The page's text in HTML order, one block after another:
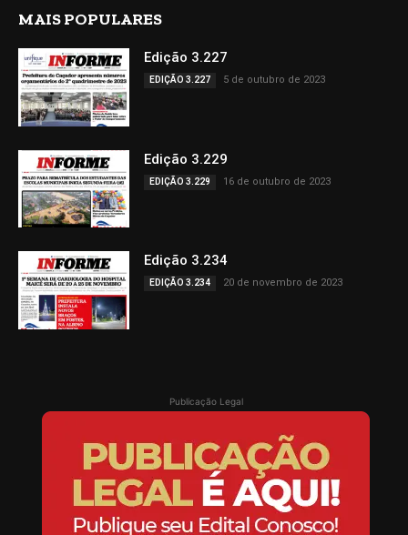
MAIS POPULARES
Edição 3.227
EDIÇÃO 3.227 5 de outubro de 2023
Edição 3.229
EDIÇÃO 3.229 16 de outubro de 2023
Edição 3.234
EDIÇÃO 3.234 20 de novembro de 2023
Publicação Legal